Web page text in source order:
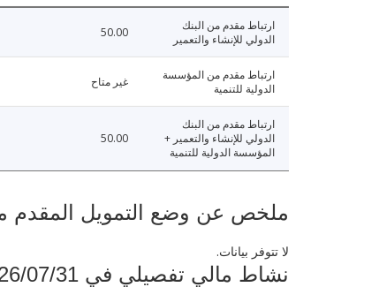
ارتباط مقدم من البنك
الدولي للإنشاء والتعمير
50.00
ارتباط مقدم من المؤسسة
الدولية للتنمية
غير متاح
ارتباط مقدم من البنك
الدولي للإنشاء والتعمير +
المؤسسة الدولية للتنمية
50.00
ملخص عن وضع التمويل المقدم من
لا تتوفر بيانات.
نشاط مالي تفصيلي في 2026/07/31